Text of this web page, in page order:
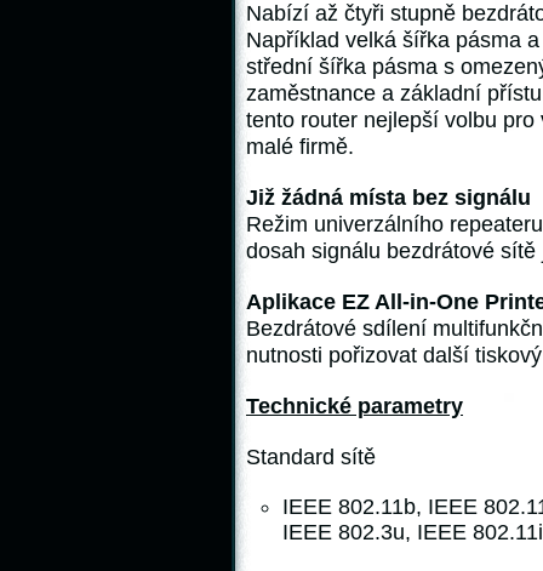
Nabízí až čtyři stupně
Například velká šířka pásma
střední šířka pásma s
zaměstnance a základní
tento router nejlepší volbu
malé firmě.
Již žádná místa bez signálu
Režim univerzálního
dosah signálu bezdrátové
Aplikace EZ All-in-One
Bezdrátové sdílení
nutnosti pořizovat další
Technické parametry
Standard sítě
IEEE 802.11b, IEEE
IEEE 802.3u, IEEE